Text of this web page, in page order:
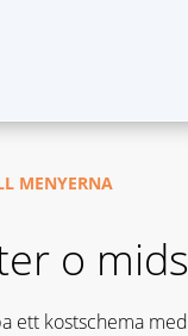
MENYERNA
o
ett kostschema